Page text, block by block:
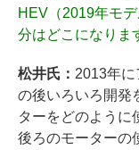
HEV（2019年モ
分はどこになりま
松井氏： 2013年
の後いろいろ開発
ターをどのように
後ろのモーターの